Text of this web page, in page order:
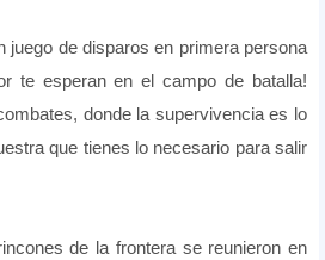
juego de disparos en primera persona
te esperan en el campo de batalla!
donde la supervivencia es lo
que tienes lo necesario para salir
de la frontera se reunieron en